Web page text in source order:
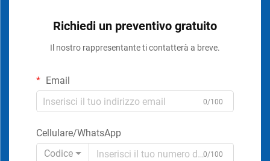
Richiedi un preventivo gratuito
Il nostro rappresentante ti contatterà a breve.
Email
0/100
Cellulare/WhatsApp
Codice
0/100